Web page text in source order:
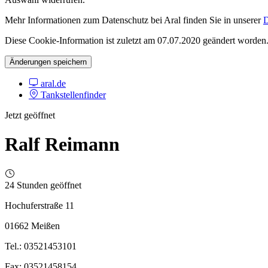
Mehr Informationen zum Datenschutz bei Aral finden Sie in unserer
Diese Cookie-Information ist zuletzt am 07.07.2020 geändert worden.
Änderungen speichern
aral.de
Tankstellenfinder
Jetzt geöffnet
Ralf Reimann
24 Stunden geöffnet
Hochuferstraße 11
01662 Meißen
Tel.: 03521453101